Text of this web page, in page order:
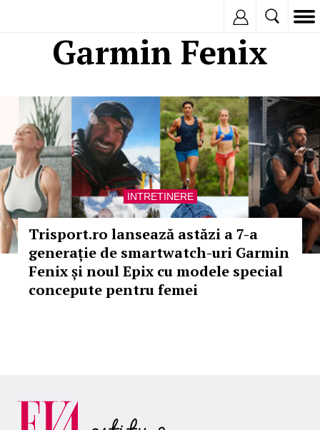
Garmin Fenix
INTRETINERE
Trisport.ro lansează astăzi a 7-a
generație de smartwatch-uri Garmin
Fenix și noul Epix cu modele special
concepute pentru femei